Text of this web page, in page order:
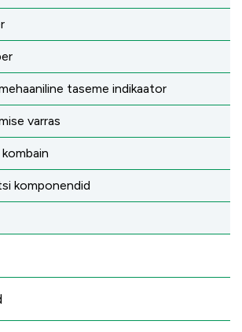
taseme indikaator
varras
komponendid